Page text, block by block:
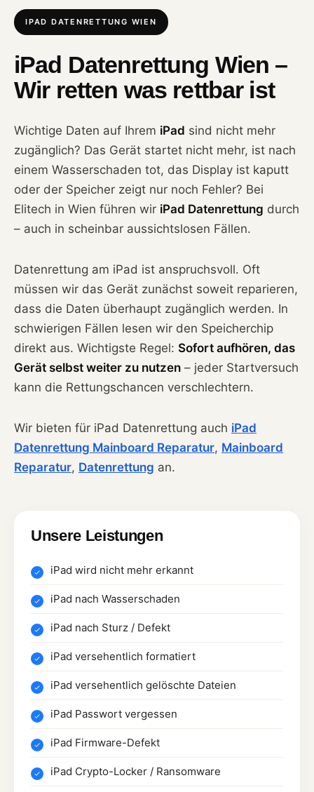
IPAD DATENRETTUNG WIEN
iPad Datenrettung Wien –
Wir retten was rettbar ist
Wichtige Daten auf Ihrem iPad sind nicht mehr
zugänglich? Das Gerät startet nicht mehr, ist nach
einem Wasserschaden tot, das Display ist kaputt
oder der Speicher zeigt nur noch Fehler? Bei
Elitech in Wien führen wir iPad Datenrettung durch
– auch in scheinbar aussichtslosen Fällen.
Datenrettung am iPad ist anspruchsvoll. Oft
müssen wir das Gerät zunächst soweit reparieren,
dass die Daten überhaupt zugänglich werden. In
schwierigen Fällen lesen wir den Speicherchip
direkt aus. Wichtigste Regel: Sofort aufhören, das
Gerät selbst weiter zu nutzen – jeder Startversuch
kann die Rettungschancen verschlechtern.
Wir bieten für iPad Datenrettung auch iPad
Datenrettung Mainboard Reparatur, Mainboard
Reparatur, Datenrettung an.
Unsere Leistungen
iPad wird nicht mehr erkannt
iPad nach Wasserschaden
iPad nach Sturz / Defekt
iPad versehentlich formatiert
iPad versehentlich gelöschte Dateien
iPad Passwort vergessen
iPad Firmware-Defekt
iPad Crypto-Locker / Ransomware